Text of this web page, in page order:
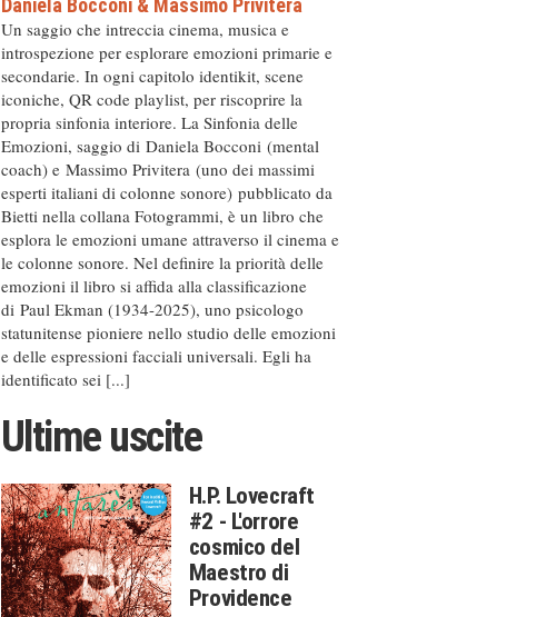
Daniela Bocconi& Massimo Privitera
Un saggio che intreccia cinema, musica e
introspezione per esplorare emozioni primarie e
secondarie. In ogni capitolo identikit, scene
iconiche, QR code playlist, per riscoprire la
propria sinfonia interiore. La Sinfonia delle
Emozioni, saggio di Daniela Bocconi (mental
coach) e Massimo Privitera (uno dei massimi
esperti italiani di colonne sonore) pubblicato da
Bietti nella collana Fotogrammi, è un libro che
esplora le emozioni umane attraverso il cinema e
le colonne sonore. Nel definire la priorità delle
emozioni il libro si affida alla classificazione
di Paul Ekman (1934-2025), uno psicologo
statunitense pioniere nello studio delle emozioni
e delle espressioni facciali universali. Egli ha
identificato sei [...]
Ultime uscite
H.P. Lovecraft
#2 - L'orrore
cosmico del
Maestro di
Providence